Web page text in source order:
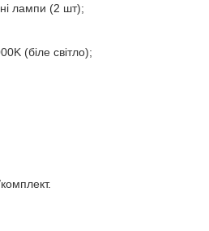
лампи (2 шт);
(біле світло);